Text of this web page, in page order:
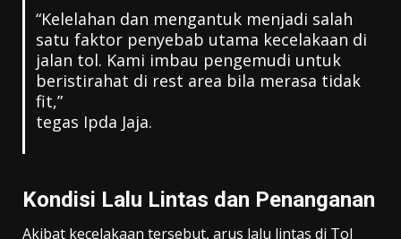
“Kelelahan dan mengantuk menjadi salah
satu faktor penyebab utama kecelakaan di
jalan tol. Kami imbau pengemudi untuk
beristirahat di rest area bila merasa tidak
fit,”
tegas Ipda Jaja.
Kondisi Lalu Lintas dan Penanganan
Akibat kecelakaan tersebut, arus lalu lintas di Tol